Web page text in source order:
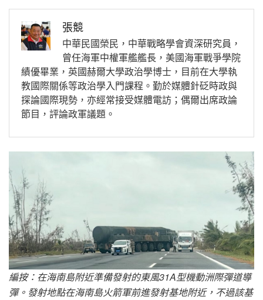
張競
中華民國榮民，中華戰略學會資深研究員，
曾任海軍中權軍艦艦長，美國海軍戰爭學院
績優畢業，英國赫爾大學政治學博士，目前在大學執
教國際關係等政治學入門課程。勤於媒體針砭時政與
探論國際現勢，亦經常接受媒體電訪；偶爾出席政論
節目，評論政軍議題。
編按：在海南島附近準備發射的東風31A型機動洲際彈道導
彈。發射地點在海南島火箭軍前進發射基地附近，不過該基